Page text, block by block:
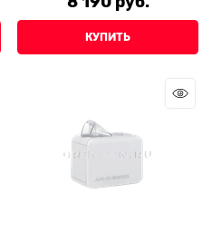
КУПИТЬ